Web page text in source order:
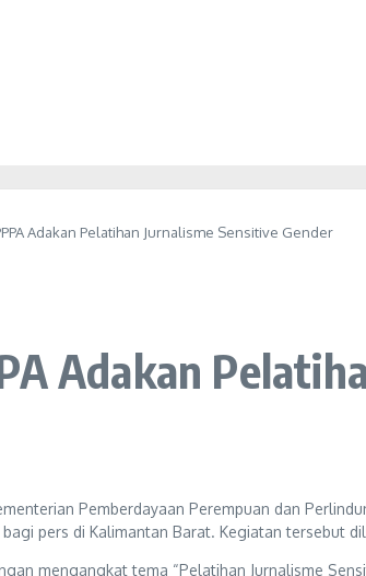
Adakan Pelatihan Jurnalisme Sensitive Gender
Adakan
Pemberdayaan Perempuan dan
pers di Kalimantan Barat. Kegiatan tersebut
mengangkat tema “Pelatihan Jurnalisme